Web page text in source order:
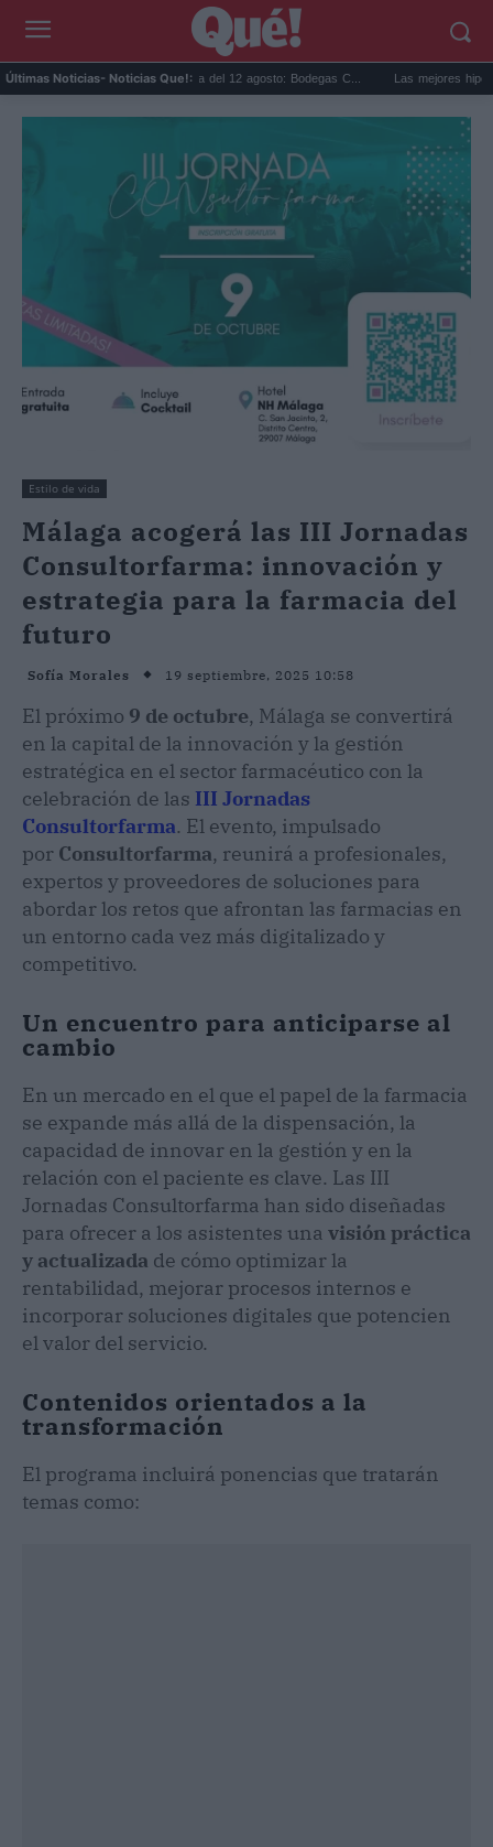
Últimas Noticias- Noticias Que!:
Eclipse solar en Cariñena del 12 agosto: Bodegas C... Las mejores hipotecas de
Estilo de vida
Málaga acogerá las III Jornadas
Consultorfarma: innovación y
estrategia para la farmacia del
futuro
Sofía Morales 19 septiembre, 2025 10:58
El próximo 9 de octubre, Málaga se convertirá
en la capital de la innovación y la gestión
estratégica en el sector farmacéutico con la
celebración de las III Jornadas
Consultorfarma. El evento, impulsado
por Consultorfarma, reunirá a profesionales,
expertos y proveedores de soluciones para
abordar los retos que afrontan las farmacias en
un entorno cada vez más digitalizado y
competitivo.
Un encuentro para anticiparse al
cambio
En un mercado en el que el papel de la farmacia
se expande más allá de la dispensación, la
capacidad de innovar en la gestión y en la
relación con el paciente es clave. Las III
Jornadas Consultorfarma han sido diseñadas
para ofrecer a los asistentes una visión práctica
y actualizada de cómo optimizar la
rentabilidad, mejorar procesos internos e
incorporar soluciones digitales que potencien
el valor del servicio.
Contenidos orientados a la
transformación
El programa incluirá ponencias que tratarán
temas como: